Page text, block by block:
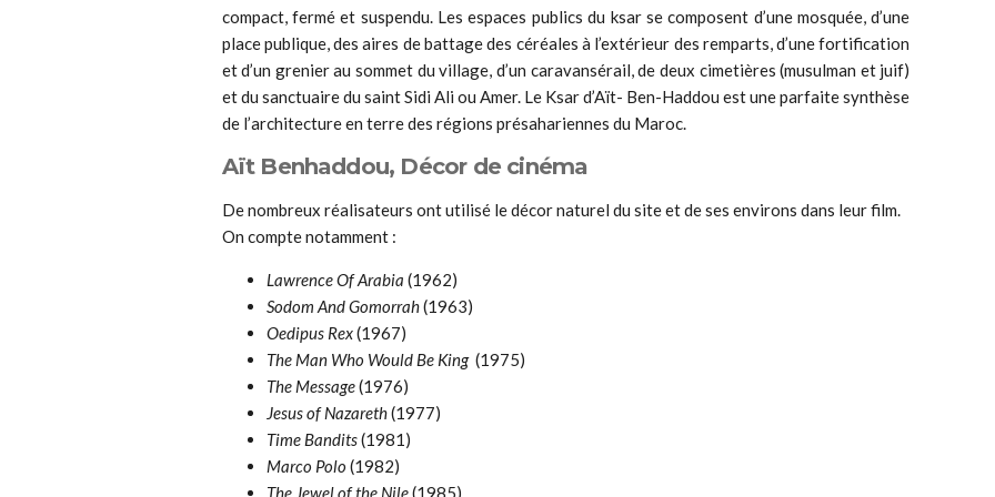
compact, fermé et suspendu. Les espaces publics du ksar se composent d’une mosquée, d’une
place publique, des aires de battage des céréales à l’extérieur des remparts, d’une fortification
et d’un grenier au sommet du village, d’un caravansérail, de deux cimetières (musulman et juif)
et du sanctuaire du saint Sidi Ali ou Amer. Le Ksar d’Aït- Ben-Haddou est une parfaite synthèse
de l’architecture en terre des régions présahariennes du Maroc.
Aït Benhaddou, Décor de cinéma
De nombreux réalisateurs ont utilisé le décor naturel du site et de ses environs dans leur film.
On compte notamment :
Lawrence Of Arabia (1962)
Sodom And Gomorrah(1963)
Oedipus Rex(1967)
The Man Who Would Be King (1975)
The Message(1976)
Jesus of Nazareth(1977)
Time Bandits(1981)
Marco Polo (1982)
The Jewel of the Nile(1985)